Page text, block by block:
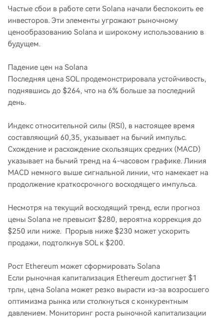
Частые сбои в работе сети Solana начали беспокоить ее
инвесторов. Эти элементы угрожают рыночному
ценообразованию Solana и широкому использованию в
будущем.
Падение цен на Solana
Последняя цена SOL продемонстрировала устойчивость,
поднявшись до $264, что на 6% больше за последний
день.
Индекс относительной силы (RSI), в настоящее время
составляющий 60,35, указывает на бычий импульс.
Схождение и расхождение скользящих средних (MACD)
указывает на бычий тренд на 4-часовом графике. Линия
MACD немного выше сигнальной линии, что намекает на
продолжение краткосрочного восходящего импульса.
Несмотря на текущий восходящий тренд, если прогноз
цены Solana не превысит $280, вероятна коррекция до
$250 или ниже. Прорыв ниже $230 может ускорить
продажи, подтолкнув SOL к $200.
Рост Ethereum может сформировать Solana
Если рыночная капитализация Ethereum достигнет $1
трлн, цена Solana может резко вырасти из-за возросшего
оптимизма рынка или столкнуться с конкурентным
давлением. Мониторинг роста рыночной капитализации